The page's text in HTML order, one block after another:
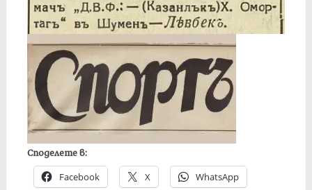
Споделете в:
Facebook X WhatsApp